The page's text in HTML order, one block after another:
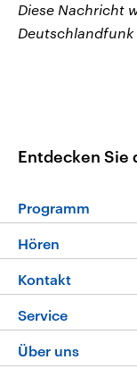
Diese Nachricht
Deutschlandfunk
Entdecken Sie
Programm
Programm
Die
Neue
Hören
Livestream
Podcasts
Kontakt
Service
FAQ
Über uns